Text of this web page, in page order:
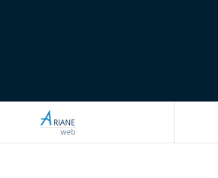
ARIANEWEB